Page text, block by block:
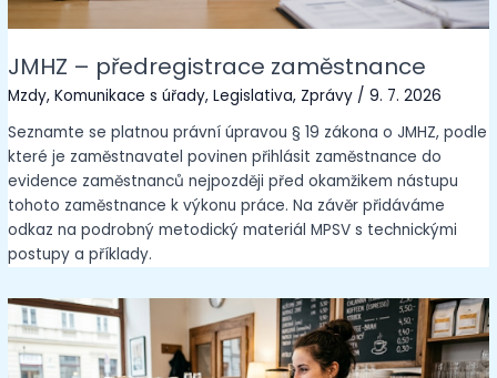
JMHZ – předregistrace zaměstnance
Mzdy,Komunikace s úřady,Legislativa, Zprávy /9. 7. 2026
Seznamte se platnou právní úpravou § 19 zákona o JMHZ, podle
které je zaměstnavatel povinen přihlásit zaměstnance do
evidence zaměstnanců nejpozději před okamžikem nástupu
tohoto zaměstnance k výkonu práce. Na závěr přidáváme
odkaz na podrobný metodický materiál MPSV s technickými
postupy a příklady.